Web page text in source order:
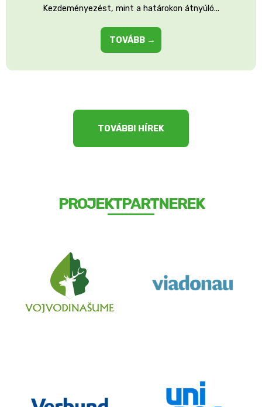
Kezdeményezést, mint a határokon átnyúló...
TOVÁBB →
TOVÁBBI HÍREK
PROJEKTPARTNEREK